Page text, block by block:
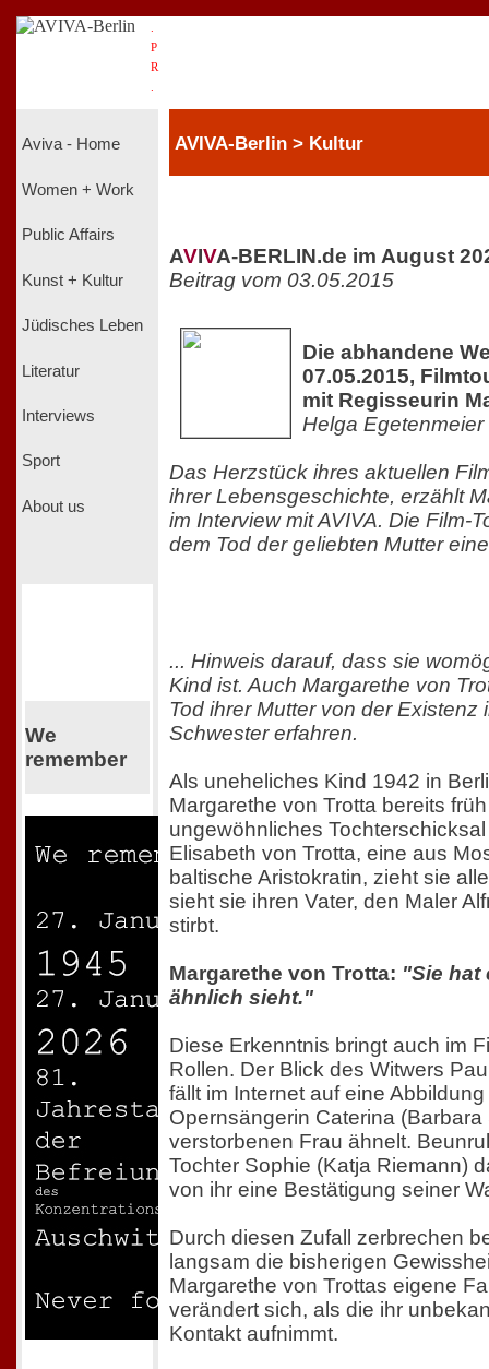
P
R
Aviva - Home
Women + Work
Public Affairs
Kunst + Kultur
Jüdisches Leben
Literatur
Interviews
Sport
About us
We
remember
AVIVA-Berlin > Kultur
AVIVA-BERLIN.de im August
Beitrag vom 03.05.2015
Die abhandene
07.05.2015,
mit Regisseurin
Helga Egetenmeier
Das Herzstück ihres aktuellen
ihrer Lebensgeschichte, erzählt
im Interview mit AVIVA. Die Film-
dem Tod der geliebten Mutter
... Hinweis darauf, dass sie
Kind ist. Auch Margarethe von
Tod ihrer Mutter von der Existenz
Schwester erfahren.
Als uneheliches Kind 1942 in
Margarethe von Trotta bereits
ungewöhnliches
Elisabeth von Trotta, eine aus
baltische Aristokratin, zieht sie
sieht sie ihren Vater, den Maler
stirbt.
Margarethe von Trotta: "Sie hat
ähnlich sieht."
Diese Erkenntnis bringt auch im
Rollen. Der Blick des Witwers
fällt im Internet auf eine
Opernsängerin Caterina
verstorbenen Frau ähnelt.
Tochter Sophie (Katja Riemann)
von ihr eine Bestätigung seiner
Durch diesen Zufall zerbrechen
langsam die bisherigen
Margarethe von Trottas eigene
verändert sich, als die ihr
Kontakt aufnimmt.